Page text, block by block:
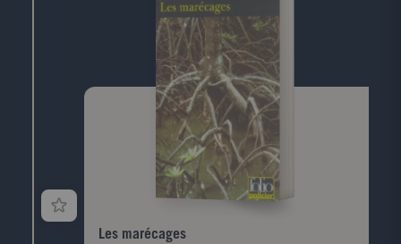
tout, elle va exhumer ses souvenirs mais aussi la
mémoire de cette ville traumatisée par la guerre, ce
qui a disparu, ce qui a survécu, et raviver les vestiges
d'un amour adolescent.
Les marécages